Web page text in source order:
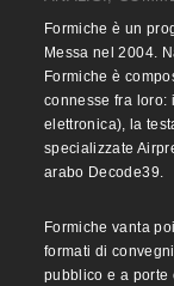
Formiche è un
Messa nel 2004.
Formiche è
connesse fra loro:
elettronica), la
specializzate
arabo Decode39.
Formiche vanta
formati di
pubblico e a porte